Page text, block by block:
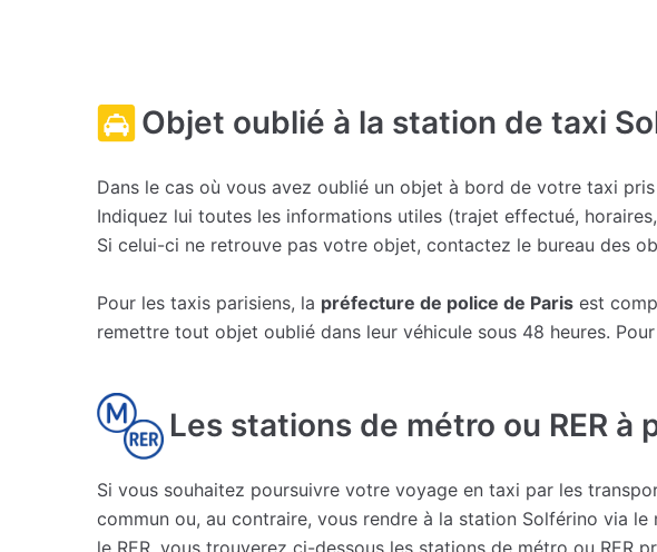
Objet oublié à la station de taxi
Dans le cas où vous avez oublié un objet à bord de votre taxi
Indiquez lui toutes les informations utiles (trajet effectué,
Si celui-ci ne retrouve pas votre objet, contactez le bureau des
Pour les taxis parisiens, la préfecture de police de Paris est
remettre tout objet oublié dans leur véhicule sous 48 heures.
Les stations de métro ou RER à
Si vous souhaitez poursuivre votre voyage en taxi par les
commun ou, au contraire, vous rendre à la station Solférino via le